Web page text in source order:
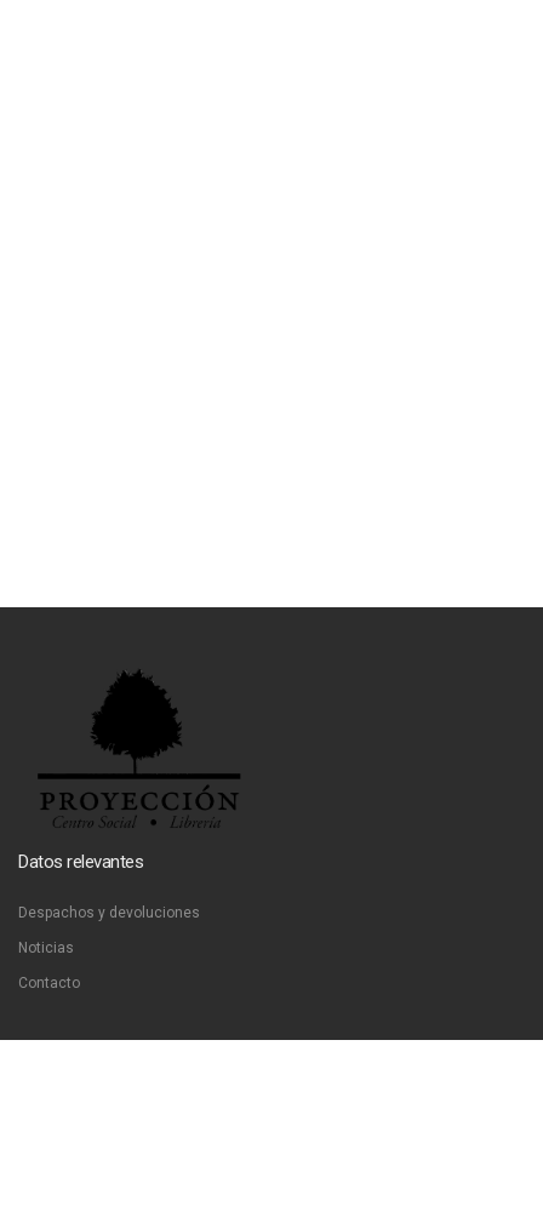
Datos relevantes
Despachos y devoluciones
Noticias
Contacto
Contáctanos